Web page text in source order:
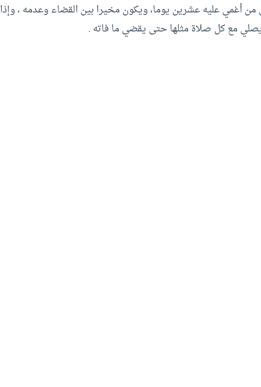
أغمي عليه عشرين يوما، ويكون مخيرا بين القضاء وعدمه ، وإذا
مع كل صلاة مثلها حتى يقضي ما فاته .